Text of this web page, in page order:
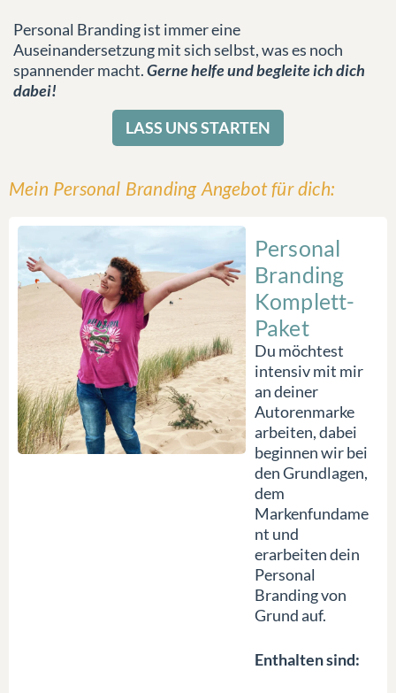
Personal Branding ist immer eine
Auseinandersetzung mit sich selbst, was es noch
spannender macht.Gerne helfe und begleite ich dich
dabei!
LASS UNS STARTEN
Mein Personal Branding Angebot für dich:
Personal
Branding
Komplett-
Paket
Du möchtest
intensiv mit mir
an deiner
Autorenmarke
arbeiten, dabei
beginnen wir bei
den Grundlagen,
dem
Markenfundame
nt und
erarbeiten dein
Personal
Branding von
Grund auf.
Enthalten sind: